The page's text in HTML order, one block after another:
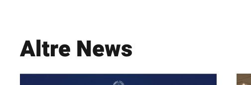
Altre News